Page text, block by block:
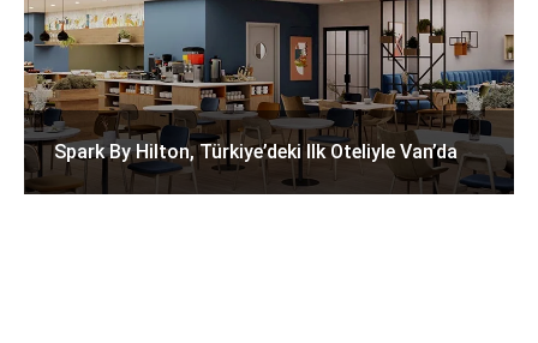
Spark By Hilton, Türkiye’deki Ilk Oteliyle Van’da